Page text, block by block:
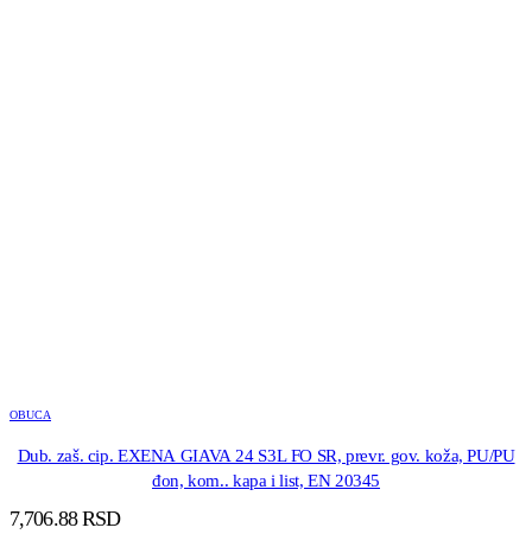
OBUCA
Dub. zaš. cip. EXENA GIAVA 24 S3L FO SR, prevr. gov. koža, PU/PU
đon, kom.. kapa i list, EN 20345
7,706.88RSD